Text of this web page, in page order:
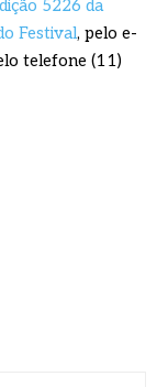
5226 da
Festival, pelo e-
telefone (11)